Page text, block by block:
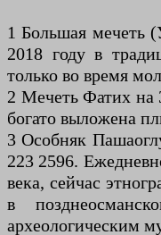
1 Большая мечеть
2018 году в
только во время
2 Мечеть Фатих на
богато выложена
3 Особняк
223 2596.
века, сейчас
в
археологическим